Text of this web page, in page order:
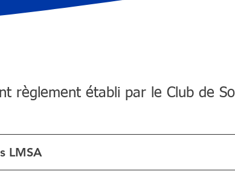
règlement établi par le Club de
LMSA